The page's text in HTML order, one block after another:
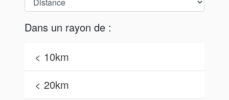
Dans un rayon de :
< 10km
< 20km